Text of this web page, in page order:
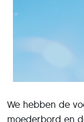
We hebben de
moederbord en